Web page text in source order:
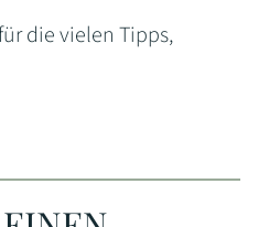
die vielen Tipps,